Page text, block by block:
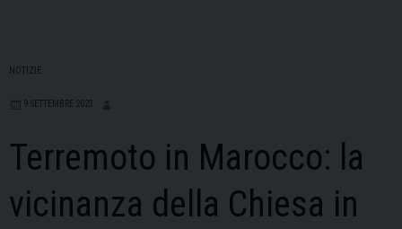
NOTIZIE
9 SETTEMBRE 2023
Terremoto in Marocco: la
vicinanza della Chiesa in